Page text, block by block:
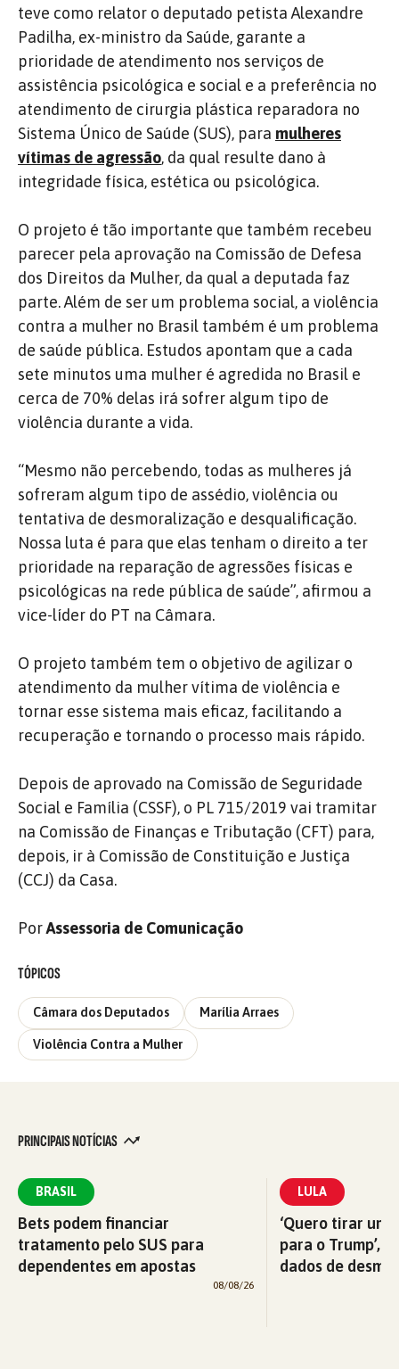
teve como relator o deputado petista Alexandre
Padilha, ex-ministro da Saúde, garante a
prioridade de atendimento nos serviços de
assistência psicológica e social e a preferência no
atendimento de cirurgia plástica reparadora no
Sistema Único de Saúde (SUS), para mulheres
vítimas de agressão, da qual resulte dano à
integridade física, estética ou psicológica.
O projeto é tão importante que também recebeu
parecer pela aprovação na Comissão de Defesa
dos Direitos da Mulher, da qual a deputada faz
parte. Além de ser um problema social, a violência
contra a mulher no Brasil também é um problema
de saúde pública. Estudos apontam que a cada
sete minutos uma mulher é agredida no Brasil e
cerca de 70% delas irá sofrer algum tipo de
violência durante a vida.
“Mesmo não percebendo, todas as mulheres já
sofreram algum tipo de assédio, violência ou
tentativa de desmoralização e desqualificação.
Nossa luta é para que elas tenham o direito a ter
prioridade na reparação de agressões físicas e
psicológicas na rede pública de saúde”, afirmou a
vice-líder do PT na Câmara.
O projeto também tem o objetivo de agilizar o
atendimento da mulher vítima de violência e
tornar esse sistema mais eficaz, facilitando a
recuperação e tornando o processo mais rápido.
Depois de aprovado na Comissão de Seguridade
Social e Família (CSSF), o PL 715/2019 vai tramitar
na Comissão de Finanças e Tributação (CFT) para,
depois, ir à Comissão de Constituição e Justiça
(CCJ) da Casa.
PorAssessoria de Comunicação
TÓPICOS
Câmara dos Deputados Marília Arraes
Violência Contra a Mulher
PRINCIPAIS NOTÍCIAS
BRASIL
Bets podem financiar
tratamento pelo SUS para
dependentes em apostas
08/08/26
LULA
‘Quero tirar
para o Trump’,
dados de